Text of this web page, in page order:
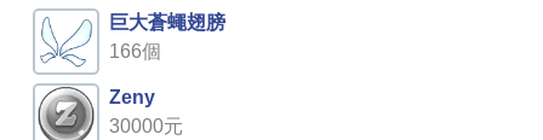
巨大蒼蠅翅膀
166個
Zeny
30000元